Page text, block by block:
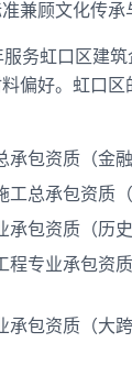
兼顾文化传承
务虹口区建
偏好。虹口
承包资质（金
总承包资质
包资质（历史
程专业承包资
承包资质（大